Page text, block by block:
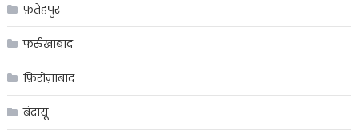
फ़तेहपुर
फर्रुखाबाद
फ़िरोज़ाबाद
बंदायू